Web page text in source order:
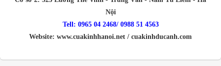
Nội
Tell: 0965 04 2468/ 0988 51 4563
Website: www.cuakinhhanoi.net / cuakinhducanh.com